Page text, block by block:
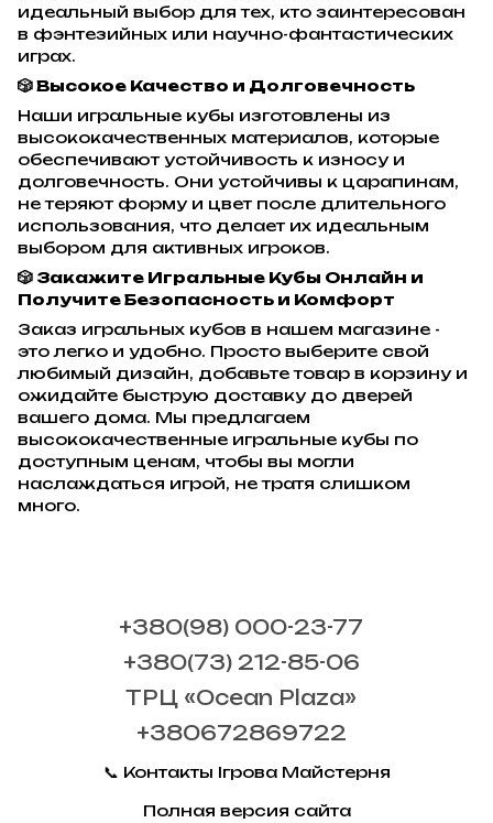
идеальный выбор для тех, кто заинтересован
в фэнтезийных или научно-фантастических
играх.
🎲 Высокое Качество и Долговечность
Наши игральные кубы изготовлены из
высококачественных материалов, которые
обеспечивают устойчивость к износу и
долговечность. Они устойчивы к царапинам,
не теряют форму и цвет после длительного
использования, что делает их идеальным
выбором для активных игроков.
🎲 Закажите Игральные Кубы Онлайн и
Получите Безопасность и Комфорт
Заказ игральных кубов в нашем магазине -
это легко и удобно. Просто выберите свой
любимый дизайн, добавьте товар в корзину и
ожидайте быструю доставку до дверей
вашего дома. Мы предлагаем
высококачественные игральные кубы по
доступным ценам, чтобы вы могли
наслаждаться игрой, не тратя слишком
много.
+380(98) 000-23-77
+380(73) 212-85-06
ТРЦ «Ocean Plaza»
+380672869722
📞 Контакты Ігрова Майстерня
Полная версия сайта